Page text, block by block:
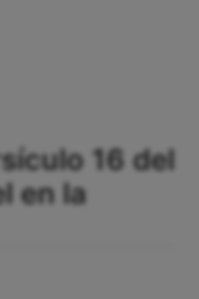
16 del
en la